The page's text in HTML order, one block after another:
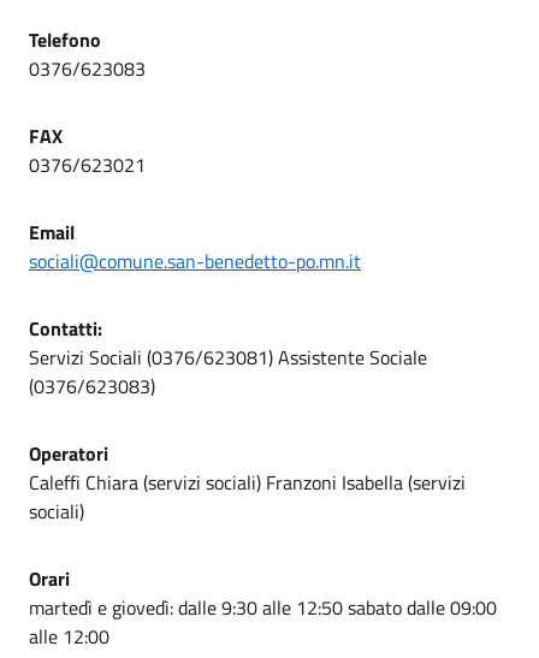
Telefono
0376/623083
FAX
0376/623021
Email
sociali@comune.san-benedetto-po.mn.it
Contatti:
Servizi Sociali (0376/623081) Assistente Sociale
(0376/623083)
Operatori
Caleffi Chiara (servizi sociali) Franzoni Isabella (servizi
sociali)
Orari
martedì e giovedì: dalle 9:30 alle 12:50 sabato dalle 09:00
alle 12:00